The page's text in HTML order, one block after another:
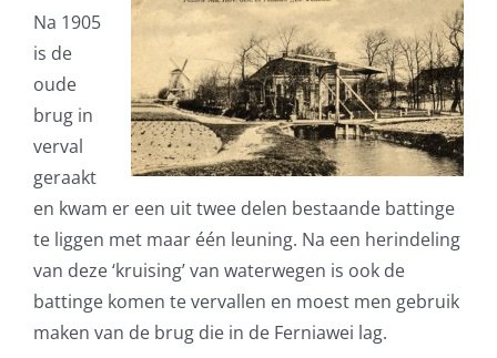
Na 1905
is de
oude
brug in
verval
geraakt
en kwam er een uit twee delen bestaande battinge
te liggen met maar één leuning. Na een herindeling
van deze ‘kruising’ van waterwegen is ook de
battinge komen te vervallen en moest men gebruik
maken van de brug die in de Ferniawei lag.